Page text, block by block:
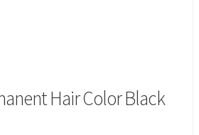
Hair Color Black